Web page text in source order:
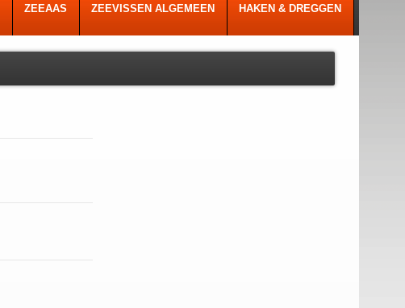
ZEEAAS ZEEVISSEN ALGEMEEN HAKEN & DREGGEN